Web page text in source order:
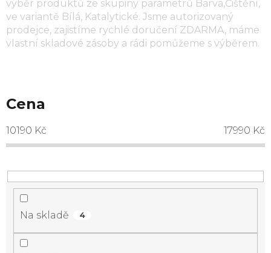
výběr produktů ze skupiny parametrů Barva,Čištění,
ve variantě Bílá, Katalytické. Jsme autorizovaný
prodejce, zajistíme rychlé doručení ZDARMA, máme
vlastní skladové zásoby a rádi pomůžeme s výběrem.
Cena
10190 Kč 17990 Kč
Na skladě 4